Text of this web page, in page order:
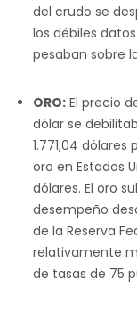
del crudo se
los débiles
pesaban sobre
ORO: El precio
dólar se
1.771,04 dólares
oro en Estados
dólares. El oro
desempeño
de la Reserva
relativamente
de tasas de 75